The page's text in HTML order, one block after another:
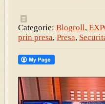
Categorie: Blogroll,
prin presa, Presa,